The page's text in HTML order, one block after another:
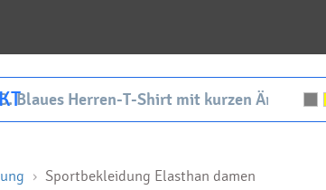
Sportbekleidung Elasthan damen